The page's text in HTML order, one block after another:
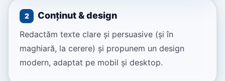
2 Conținut & design
Redactăm texte clare și persuasive (și în
maghiară, la cerere) și propunem un design
modern, adaptat pe mobil și desktop.